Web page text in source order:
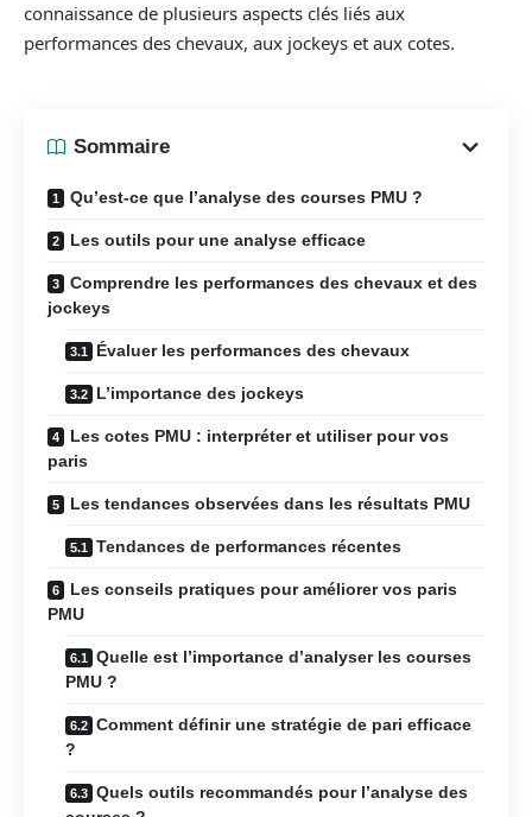
connaissance de plusieurs aspects clés liés aux
performances des chevaux, aux jockeys et aux cotes.
Sommaire
Qu’est-ce que l’analyse des courses PMU ?
Les outils pour une analyse efficace
Comprendre les performances des chevaux et des
jockeys
Évaluer les performances des chevaux
L’importance des jockeys
Les cotes PMU : interpréter et utiliser pour vos
paris
Les tendances observées dans les résultats PMU
Tendances de performances récentes
Les conseils pratiques pour améliorer vos paris
PMU
Quelle est l’importance d’analyser les courses
PMU ?
Comment définir une stratégie de pari efficace
?
Quels outils recommandés pour l’analyse des